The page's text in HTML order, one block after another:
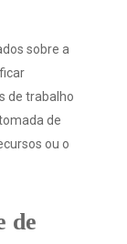
sobre a
de trabalho
de
ou o
de